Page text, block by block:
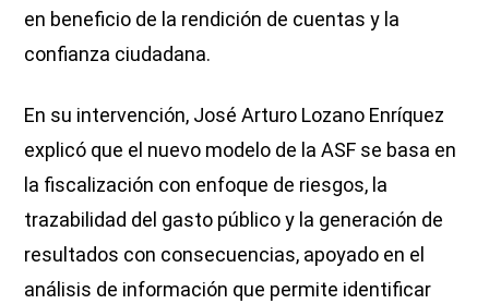
en beneficio de la rendición de cuentas y la
confianza ciudadana.
En su intervención, José Arturo Lozano Enríquez
explicó que el nuevo modelo de la ASF se basa en
la fiscalización con enfoque de riesgos, la
trazabilidad del gasto público y la generación de
resultados con consecuencias, apoyado en el
análisis de información que permite identificar